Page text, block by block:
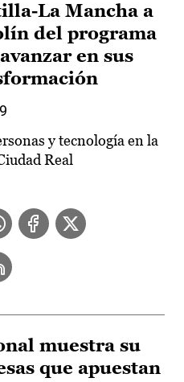
La Mancha a
del programa
en sus
y tecnología en la
Real
muestra su
que apuestan